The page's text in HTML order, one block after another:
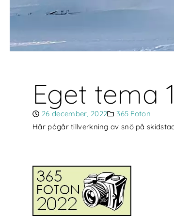
Eget tema
26 december, 2022
365 Foton
Här pågår tillverkning av snö på